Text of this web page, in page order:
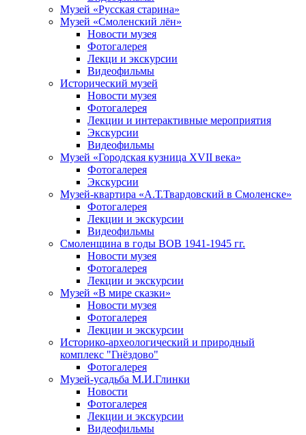
Музей «Русская старина»
Музей «Смоленский лён»
Новости музея
Фотогалерея
Лекци и экскурсии
Видеофильмы
Исторический музей
Новости музея
Фотогалерея
Лекции и интерактивные мероприятия
Экскурсии
Видеофильмы
Музей «Городская кузница XVII века»
Фотогалерея
Экскурсии
Музей-квартира «А.Т.Твардовский в Смоленске»
Фотогалерея
Лекции и экскурсии
Видеофильмы
Смоленщина в годы ВОВ 1941-1945 гг.
Новости музея
Фотогалерея
Лекции и экскурсии
Музей «В мире сказки»
Новости музея
Фотогалерея
Лекции и экскурсии
Историко-археологический и природный
комплекс "Гнёздово"
Фотогалерея
Музей-усадьба М.И.Глинки
Новости
Фотогалерея
Лекции и экскурсии
Видеофильмы